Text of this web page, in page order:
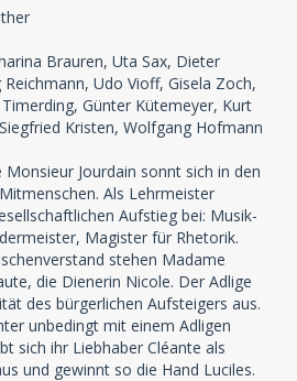
Brauren, Uta Sax, Dieter
Udo Vioff, Gisela Zoch,
Günter Kütemeyer, Kurt
Kristen, Wolfgang Hofmann
Jourdain sonnt sich in den
Als Lehrmeister
Aufstieg bei: Musik-
Magister für Rhetorik.
stehen Madame
die Dienerin Nicole. Der Adlige
des bürgerlichen Aufsteigers aus.
unbedingt mit einem Adligen
sich ihr Liebhaber Cléante als
und gewinnt so die Hand Luciles.